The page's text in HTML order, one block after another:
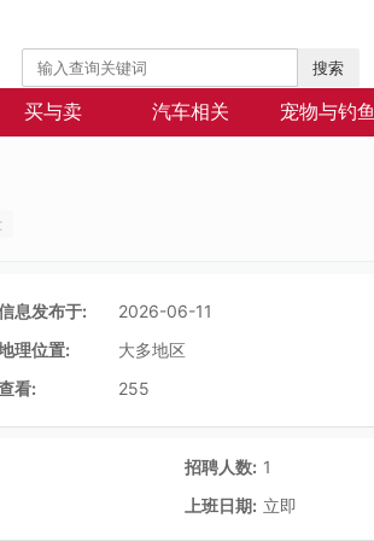
搜索
买与卖 汽车相关 宠物与钓鱼
息发布于:
2026-06-11
理位置:
大多地区
看:
255
招聘人数: 1
上班日期: 立即